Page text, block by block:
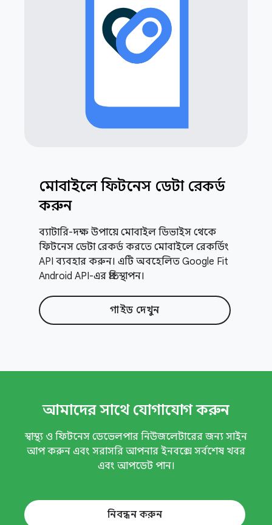
মোবাইলে ফিটনেস ডেটা রেকর্ড
করুন
ব্যাটারি-দক্ষ উপায়ে মোবাইল ডিভাইস থেকে
ফিটনেস ডেটা রেকর্ড করতে মোবাইলে রেকর্ডিং
API ব্যবহার করুন। এটি অবহেলিত Google Fit
Android API-এর প্রতিস্থাপন।
গাইড দেখুন
আমাদের সাথে যোগাযোগ করুন
স্বাস্থ্য ও ফিটনেস ডেভেলপার নিউজলেটারের জন্য সাইন
আপ করুন এবং সরাসরি আপনার ইনবক্সে সর্বশেষ খবর
এবং আপডেট পান।
নিবন্ধন করুন